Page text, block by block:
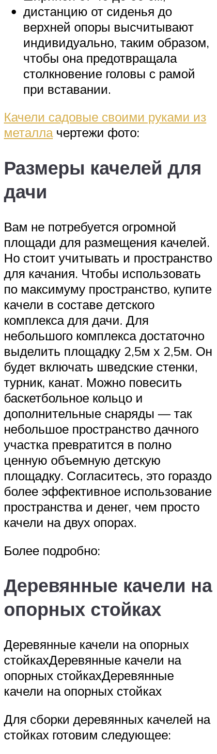
дистанцию от сиденья до
верхней опоры высчитывают
индивидуально, таким образом,
чтобы она предотвращала
столкновение головы с рамой
при вставании.
Качели садовые своими руками из
металлачертежи фото:
Размеры качелей для
дачи
Вам не потребуется огромной
площади для размещения качелей.
Но стоит учитывать и пространство
для качания. Чтобы использовать
по максимуму пространство, купите
качели в составе детского
комплекса для дачи. Для
небольшого комплекса достаточно
выделить площадку 2,5м х 2,5м. Он
будет включать шведские стенки,
турник, канат. Можно повесить
баскетбольное кольцо и
дополнительные снаряды — так
небольшое пространство дачного
участка превратится в полно
ценную объемную детскую
площадку. Согласитесь, это гораздо
более эффективное использование
пространства и денег, чем просто
качели на двух опорах.
Более подробно:
Деревянные качели на
опорных стойках
Деревянные качели на опорных
стойкахДеревянные качели на
опорных стойкахДеревянные
качели на опорных стойках
Для сборки деревянных качелей на
стойках готовим следующее: